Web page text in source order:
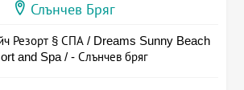
Слънчев Бряг
Резорт § СПА / Dreams Sunny Beach
and Spa / - Слънчев бряг